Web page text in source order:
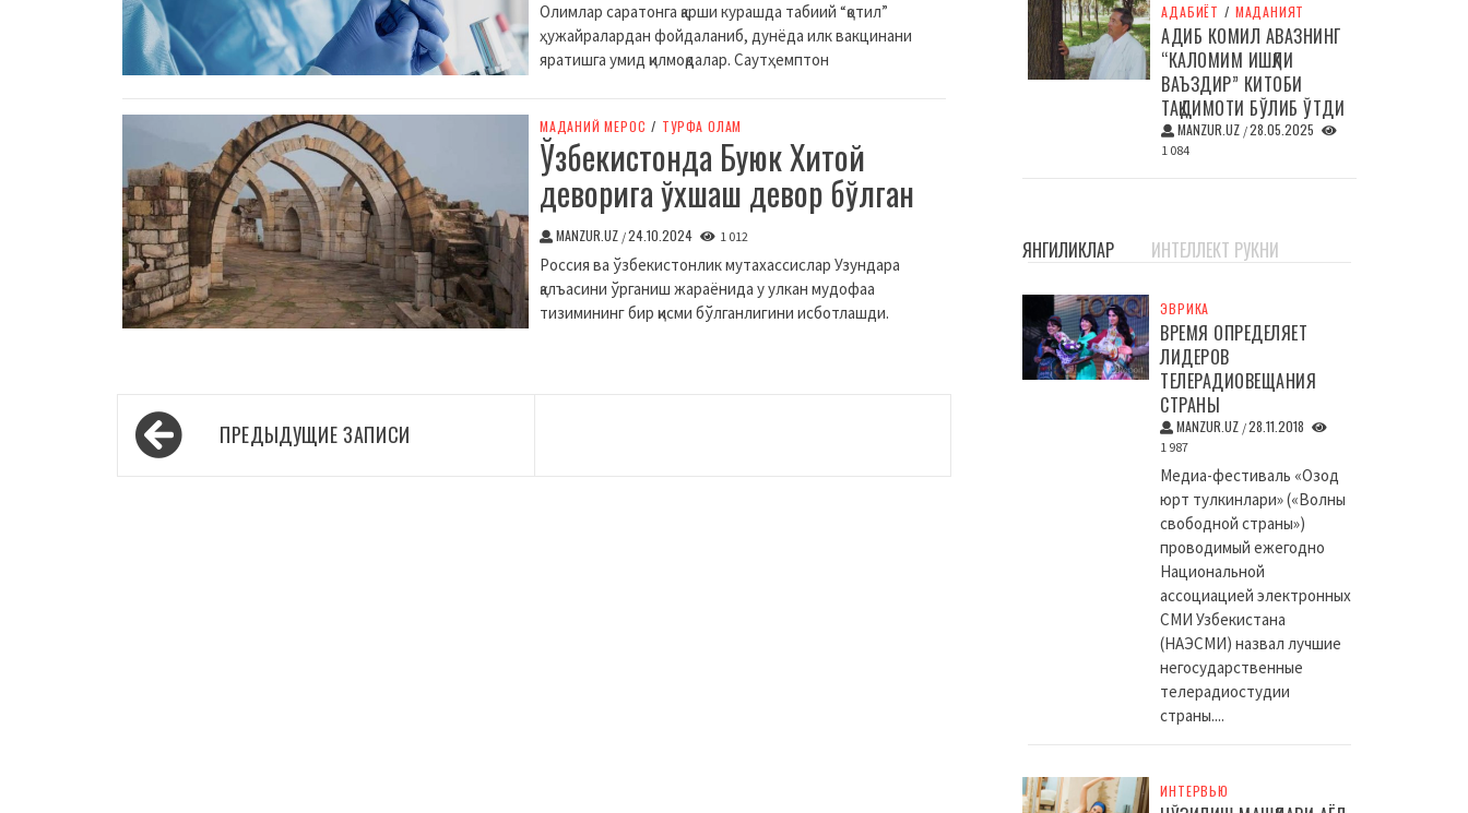
Олимлар саратонга қарши курашда табиий “қотил”
ҳужайралардан фойдаланиб, дунёда илк вакцинани
яратишга умид қилмоқдалар. Саутҳемптон
МАДАНИЙ МЕРОС / ТУРФА ОЛАМ
Ўзбекистонда Буюк Хитой
деворига ўхшаш девор бўлган
MANZUR.UZ /24.10.2024 1 012
Россия ва ўзбекистонлик мутахассислар Узундара
қалъасини ўрганиш жараёнида у улкан мудофаа
тизимининг бир қисми бўлганлигини исботлашди.
Навигация
по ПРЕДЫДУЩИЕ ЗАПИСИ
АДАБИЁТ / МАДАНИЯТ
АДИБ КОМИЛ АВАЗНИНГ
“КАЛОМИМ ИШҚЛИ
ВАЪЗДИР” КИТОБИ
ТАҚДИМОТИ БЎЛИБ ЎТДИ
MANZUR.UZ /28.05.2025
1 084
ЯНГИЛИКЛАР ИНТЕЛЛЕКТ РУКНИ
ЭВРИКА
ВРЕМЯ ОПРЕДЕЛЯЕТ
ЛИДЕРОВ
ТЕЛЕРАДИОВЕЩАНИЯ
СТРАНЫ
MANZUR.UZ /28.11.2018
1 987
Медиа-фестиваль «Озод
юрт тулкинлари» («Волны
свободной страны»)
проводимый ежегодно
Национальной
ассоциацией электронных
СМИ Узбекистана
(НАЭСМИ) назвал лучшие
негосударственные
телерадиостудии
страны....
ИНТЕРВЬЮ